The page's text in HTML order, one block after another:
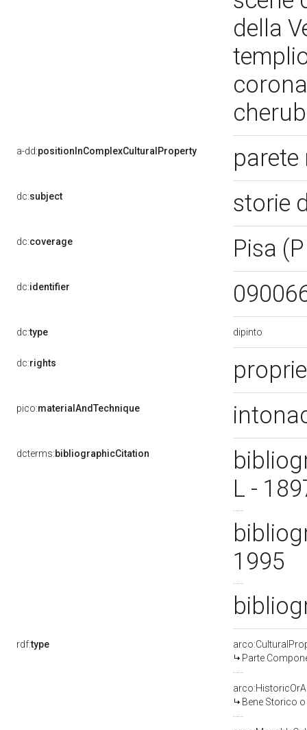
della
a-dd:positionInComplexCulturalProperty
dc:subject storie
dc:coverage Pisa
dc:identifier
dc:type dipinto
dc:rights
pico:materialAndTechnique
dcterms:bibliographicCitation
L -
1995
rdf:type
Parte
Bene Storico